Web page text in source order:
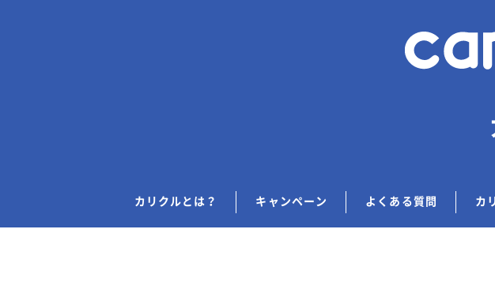
カリクルとは？ キャンペーン よくある質問 カ